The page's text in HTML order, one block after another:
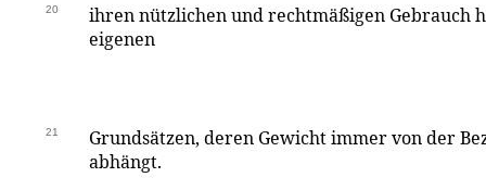
20
ihren nützlichen und rechtmäßigen Gebrauch
eigenen
21
Grundsätzen, deren Gewicht immer von der
abhängt.